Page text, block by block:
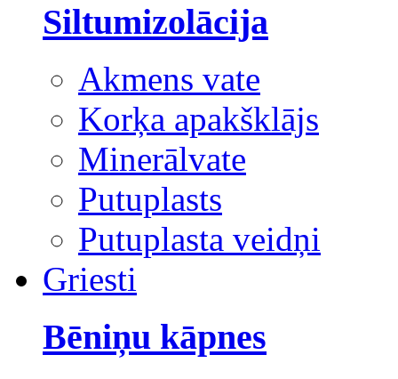
Siltumizolācija
Akmens vate
Korķa apakšklājs
Minerālvate
Putuplasts
Putuplasta veidņi
Griesti
Bēniņu kāpnes